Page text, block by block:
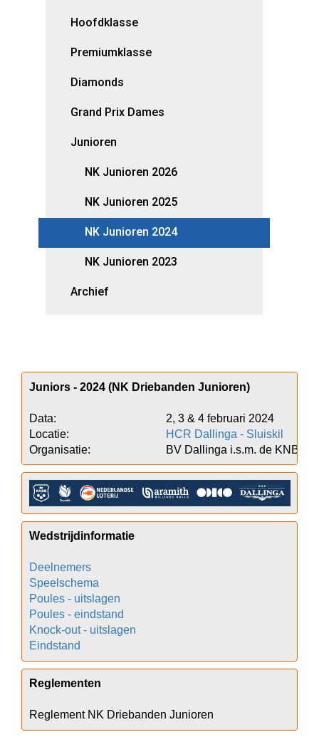
Hoofdklasse
Premiumklasse
Diamonds
Grand Prix Dames
Junioren
NK Junioren 2026
NK Junioren 2025
NK Junioren 2024
NK Junioren 2023
Archief
Juniors - 2024 (NK Driebanden Junioren)
Data:					2, 3 & 4 februari 2024
HCR Dallinga - Sluiskil
Wedstrijdinformatie
Deelnemers
Speelschema
Poules - uitslagen
Poules - eindstand
Knock-out - uitslagen
Eindstand
Reglementen